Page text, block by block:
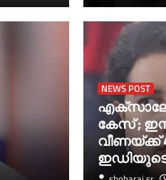
NEWS POST
കേസ് ;
വീണയ്ക്ക്